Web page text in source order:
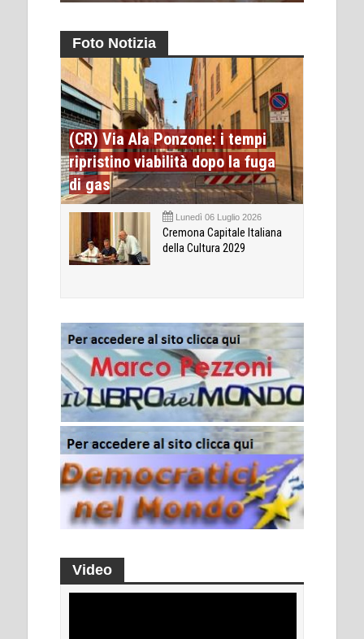
Foto Notizia
(CR) Via Ala Ponzone: i tempi
ripristino viabilità dopo la fuga
di gas
Lunedì 06 Luglio 2026
Cremona Capitale Italiana
della Cultura 2029
Video